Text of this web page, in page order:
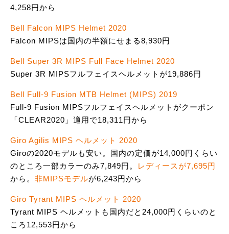
4,258円から
Bell Falcon MIPS Helmet 2020
Falcon MIPSは国内の半額にせまる8,930円
Bell Super 3R MIPS Full Face Helmet 2020
Super 3R MIPSフルフェイスヘルメットが19,886円
Bell Full-9 Fusion MTB Helmet (MIPS) 2019
Full-9 Fusion MIPSフルフェイスヘルメットがクーポン
「CLEAR2020」適用で18,311円から
Giro Agilis MIPS ヘルメット 2020
Giroの2020モデルも安い。国内の定価が14,000円くらい
のところ一部カラーのみ7,849円。
レディースが7,695円
から。 非MIPSモデルが6,243円から
Giro Tyrant MIPS ヘルメット 2020
Tyrant MIPS ヘルメットも国内だと24,000円くらいのと
ころ12,553円から